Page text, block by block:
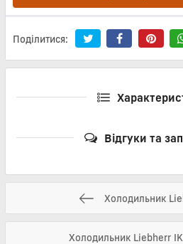
Поділитися:
Відгуки та
Холодильник
Холодильник Liebherr